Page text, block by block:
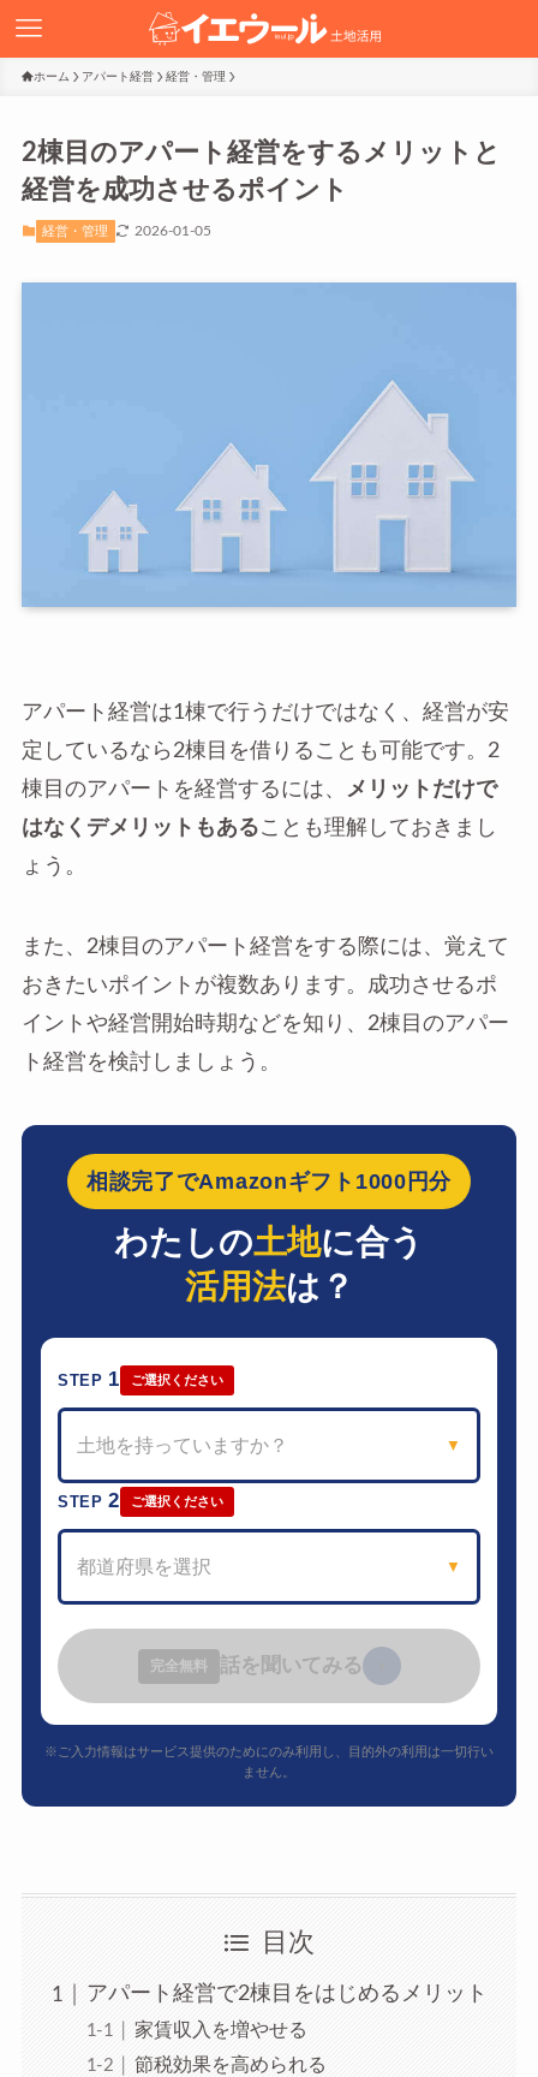
ホーム アパート経営 経営・管理
2棟目のアパート経営をするメリットと
経営を成功させるポイント
経営・管理 2026-01-05
アパート経営は1棟で行うだけではなく、経営が安
定しているなら2棟目を借りることも可能です。2
棟目のアパートを経営するには、
メリットだけで
はなくデメリットもあることも理解しておきまし
ょう。
また、2棟目のアパート経営をする際には、覚えて
おきたいポイントが複数あります。成功させるポ
イントや経営開始時期などを知り、2棟目のアパー
ト経営を検討しましょう。
相談完了でAmazonギフト1000円分
わたしの土地に合う
活用法は？
STEP 1 ご選択ください
土地を持っていますか？ ▼
STEP2 ご選択ください
都道府県を選択 ▼
完全無料 話を聞いてみる
※ご入力情報はサービス提供のためにのみ利用し、目的外の利用は一切行い
ません。
目次
アパート経営で2棟目をはじめるメリット
家賃収入を増やせる
節税効果を高められる